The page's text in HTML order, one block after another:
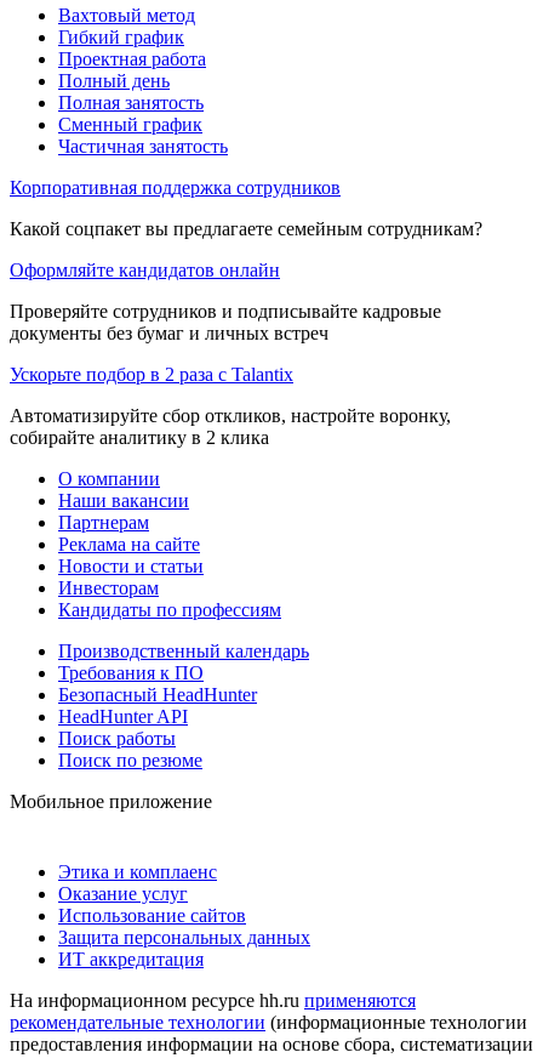
Вахтовый метод
Гибкий график
Проектная работа
Полный день
Полная занятость
Сменный график
Частичная занятость
Корпоративная поддержка сотрудников
Какой соцпакет вы предлагаете семейным сотрудникам?
Оформляйте кандидатов онлайн
Проверяйте сотрудников и подписывайте кадровые
документы без бумаг и личных встреч
Ускорьте подбор в 2 раза с Talantix
Автоматизируйте сбор откликов, настройте воронку,
собирайте аналитику в 2 клика
О компании
Наши вакансии
Партнерам
Реклама на сайте
Новости и статьи
Инвесторам
Кандидаты по профессиям
Производственный календарь
Требования к ПО
Безопасный HeadHunter
HeadHunter API
Поиск работы
Поиск по резюме
Мобильное приложение
Этика и комплаенс
Оказание услуг
Использование сайтов
Защита персональных данных
ИТ аккредитация
На информационном ресурсе hh.ru применяются
рекомендательные технологии (информационные технологии
предоставления информации на основе сбора, систематизации